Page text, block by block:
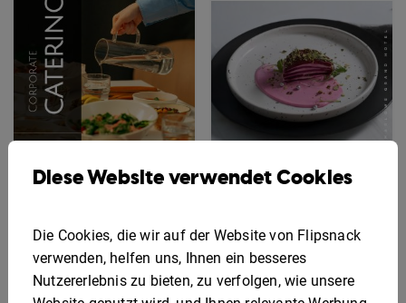
Menüvorlage für
Firmencatering
Bearbeitbare
Diese Website verwendet Cookies
Die Cookies, die wir auf der Website von Flipsnack
verwenden, helfen uns, Ihnen ein besseres
Nutzererlebnis zu bieten, zu verfolgen, wie unsere